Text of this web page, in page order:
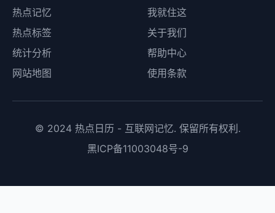
热点记忆
热点标签
统计分析
网站地图
我就住这
关于我们
帮助中心
使用条款
© 2024 热点日历 - 互联网记忆. 保留所有权利.
黑ICP备11003048号-9